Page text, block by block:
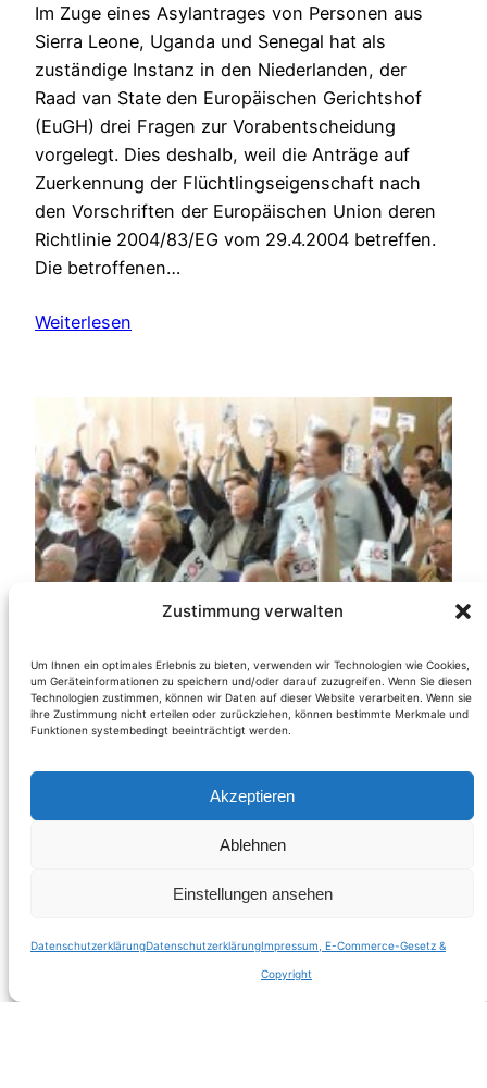
Zustimmung verwalten
Um Ihnen ein optimales Erlebnis zu bieten, verwenden wir Technologien wie Cookies,
um Geräteinformationen zu speichern und/oder darauf zuzugreifen. Wenn Sie diesen
Technologien zustimmen, können wir Daten auf dieser Website verarbeiten. Wenn sie
ihre Zustimmung nicht erteilen oder zurückziehen, können bestimmte Merkmale und
Funktionen systembedingt beeinträchtigt werden.
Akzeptieren
Ablehnen
Einstellungen ansehen
DatenschutzerklärungDatenschutzerklärungImpressum, E-Commerce-Gesetz &
Copyright
Im Zuge eines Asylantrages von Personen aus
Sierra Leone, Uganda und Senegal hat als
zuständige Instanz in den Niederlanden, der
Raad van State den Europäischen Gerichtshof
(EuGH) drei Fragen zur Vorabentscheidung
vorgelegt. Dies deshalb, weil die Anträge auf
Zuerkennung der Flüchtlingseigenschaft nach
den Vorschriften der Europäischen Union deren
Richtlinie 2004/83/EG vom 29.4.2004 betreffen.
Die betroffenen…
Weiterlesen
Voller Elan – die 2.
Mitgliederversamm